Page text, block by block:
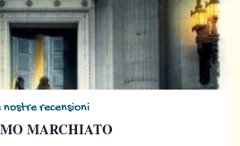
nostre recensioni
MARCHIATO